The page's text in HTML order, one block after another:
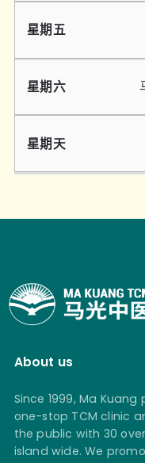
About us
Since 1999, Ma
one-stop TCM clinic
the public with 30
island wide. We